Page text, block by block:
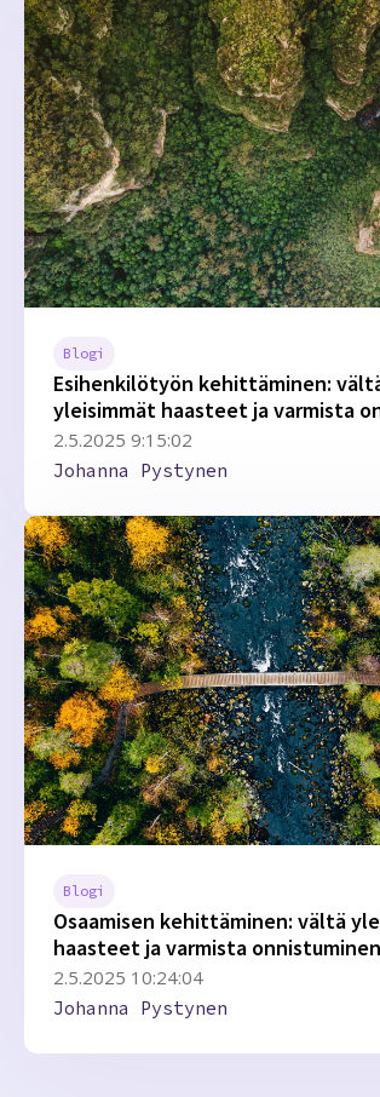
Blogi
Esihenkilötyön kehittäminen:
yleisimmät haasteet ja varmista
2.5.2025 9:15:02
Johanna Pystynen
Blogi
Osaamisen kehittäminen: vältä
haasteet ja varmista onnistuminen
2.5.2025 10:24:04
Johanna Pystynen